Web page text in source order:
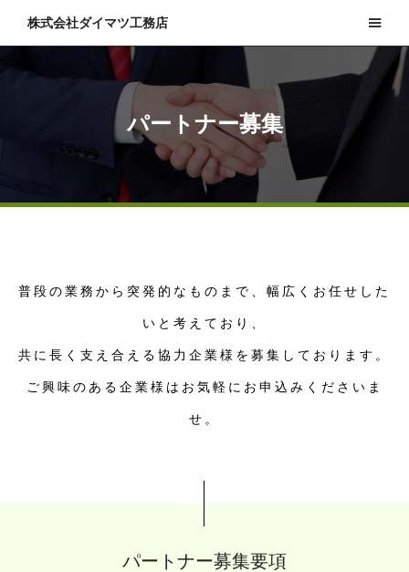
株式会社ダイマツ工務店
パートナー募集
普段の業務から突発的なものまで、幅広くお任せした
いと考えており、
共に長く支え合える協力企業様を募集しております。
ご興味のある企業様はお気軽にお申込みくださいま
せ。
パートナー募集要項